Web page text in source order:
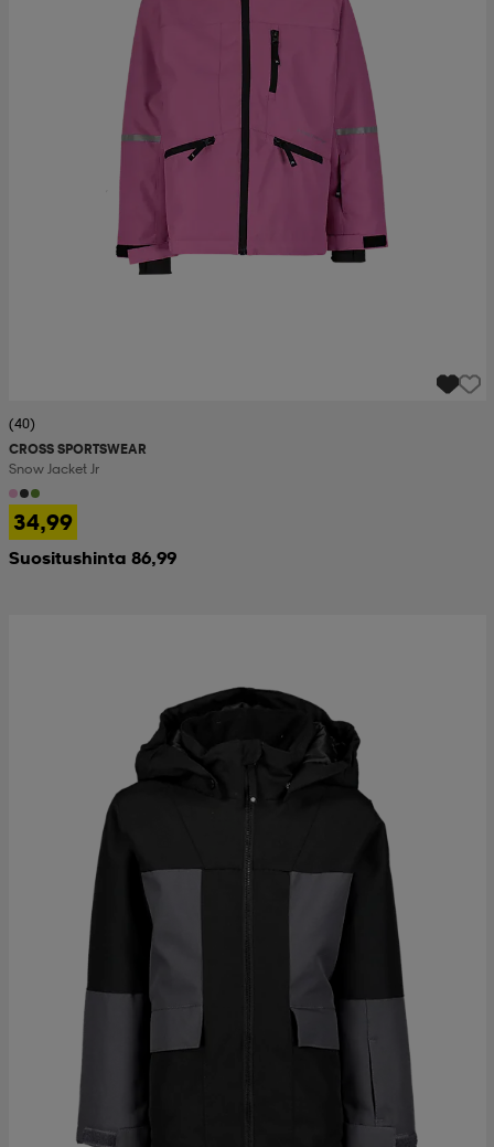
(40)
CROSS SPORTSWEAR
Snow Jacket Jr
34,99
Suositushinta 86,99